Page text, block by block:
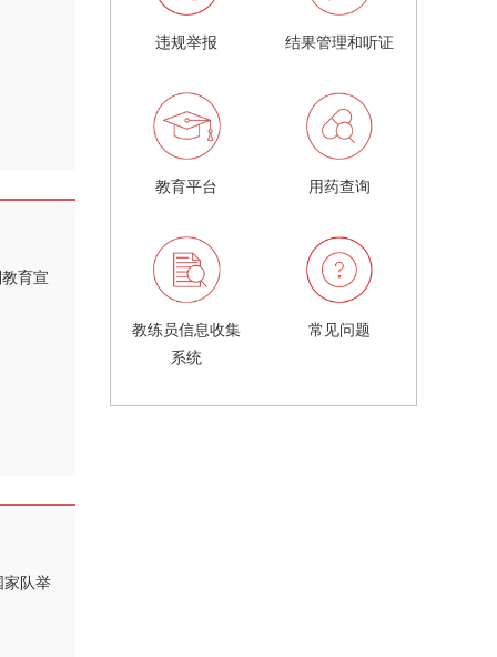
育宣
家队举
违规举报 结果管理和听证
教育平台 用药查询
教练员信息收集
系统
常见问题